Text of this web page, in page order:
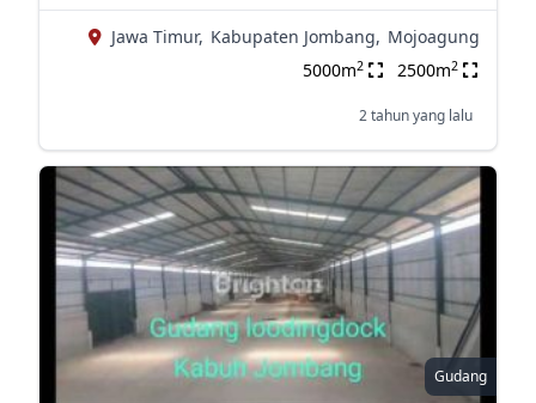
Jawa Timur, Kabupaten Jombang, Mojoagung
5000m2 2500m2
2 tahun yang lalu
Gudang